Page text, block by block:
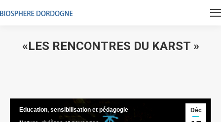
«LES RENCONTRES DU KARST »
Déc
Education, sensibilisation et pédagogie